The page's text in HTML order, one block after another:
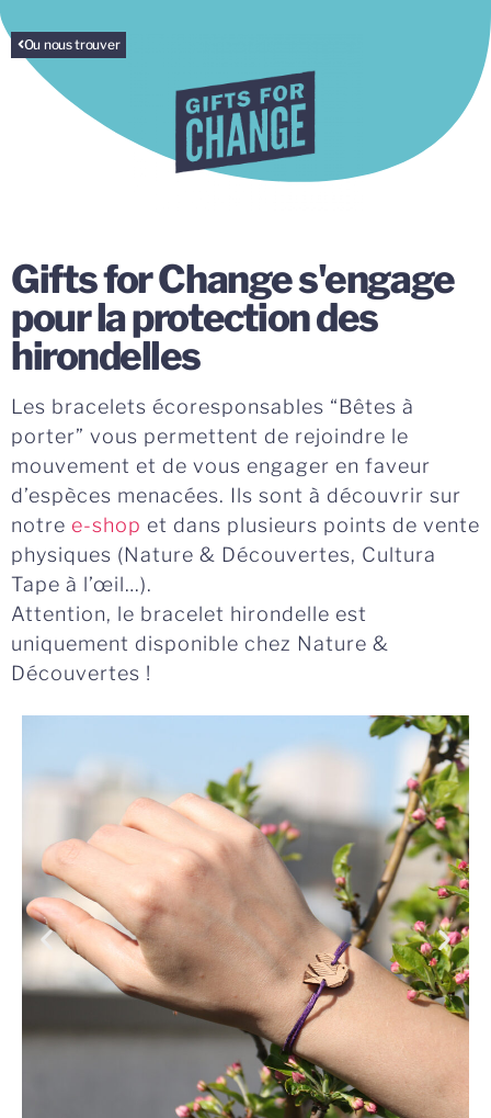
Ou nous trouver
Gifts for Change s'engage
pour la protection des
hirondelles
Les bracelets écoresponsables “Bêtes à
porter” vous permettent de rejoindre le
mouvement et de vous engager en faveur
d’espèces menacées. Ils sont à découvrir sur
notre e-shop et dans plusieurs points de vente
physiques (Nature & Découvertes, Cultura
Tape à l’œil…).
Attention, le bracelet hirondelle est
uniquement disponible chez Nature &
Découvertes !